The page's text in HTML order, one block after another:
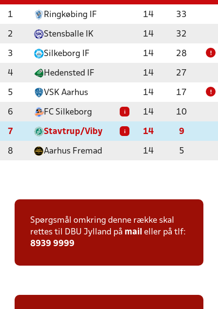
1 Ringkøbing IF 14 33
2 Stensballe IK 14 32
3 Silkeborg IF 14 28 !
4 Hedensted IF 14 27
5 VSK Aarhus 14 17 !
6 FC Silkeborg i 14 10
7 Stavtrup/Viby i 14 9
8 Aarhus Fremad 14 5
Spørgsmål omkring denne række skal
rettes til DBU Jylland på mail eller på tlf:
8939 9999